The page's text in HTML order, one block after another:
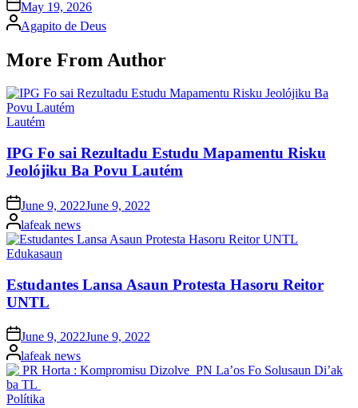
on
May 19, 2026
Posted
by
Agapito de Deus
More From Author
Posted
Lautém
IPG Fo sai Rezultadu Estudu Mapamentu Risku
Jeolójiku Ba Povu Lautém
Posted
on
June 9, 2022June 9, 2022
Posted
by
lafeak news
Posted
Edukasaun
Estudantes Lansa Asaun Protesta Hasoru Reitor
UNTL
Posted
on
June 9, 2022June 9, 2022
Posted
by
lafeak news
Posted
Polítika